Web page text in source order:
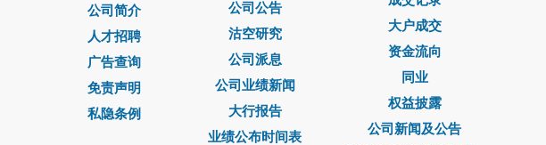
公司简介
人才招聘
广告查询
免责声明
私隐条例
公司公告
沽空研究
公司派息
公司业绩新闻
大行报告
业绩公布时间表
大户成交
资金流向
同业
权益披露
公司新闻及公告